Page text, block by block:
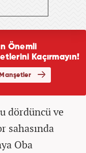
dördüncü ve
sahasında
Oba